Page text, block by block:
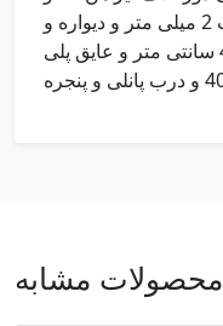
استراکچر پروفیل 4040 با ضخامت 2 میلی متر و دیواره و
سقف از ساندویچ پانل با ضخامت 4 سانتی متر و عایق پلی
محصولات مشابه